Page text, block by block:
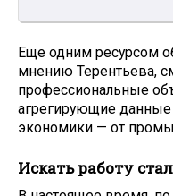
Еще одним ресурсом
мнению Терентьева,
профессиональные
агрегирующие
экономики — от
Искать работу